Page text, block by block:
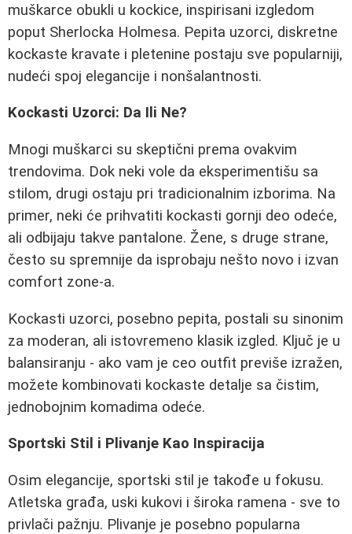
muškarce obukli u kockice, inspirisani izgledom
poput Sherlocka Holmesa. Pepita uzorci, diskretne
kockaste kravate i pletenine postaju sve popularniji,
nudeći spoj elegancije i nonšalantnosti.
Kockasti Uzorci: Da Ili Ne?
Mnogi muškarci su skeptični prema ovakvim
trendovima. Dok neki vole da eksperimentišu sa
stilom, drugi ostaju pri tradicionalnim izborima. Na
primer, neki će prihvatiti kockasti gornji deo odeće,
ali odbijaju takve pantalone. Žene, s druge strane,
često su spremnije da isprobaju nešto novo i izvan
comfort zone-a.
Kockasti uzorci, posebno pepita, postali su sinonim
za moderan, ali istovremeno klasik izgled. Ključ je u
balansiranju - ako vam je ceo outfit previše izražen,
možete kombinovati kockaste detalje sa čistim,
jednobojnim komadima odeće.
Sportski Stil i Plivanje Kao Inspiracija
Osim elegancije, sportski stil je takođe u fokusu.
Atletska građa, uski kukovi i široka ramena - sve to
privlači pažnju. Plivanje je posebno popularna